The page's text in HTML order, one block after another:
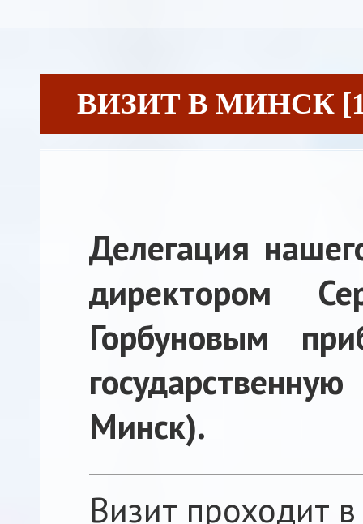
ВИЗИТ В МИНСК
Делегация
директором
Горбуновым
Минск).
Визит проходит